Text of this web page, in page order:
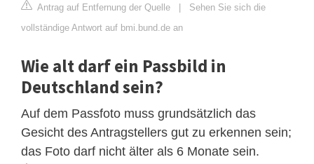
Antrag auf Entfernung der Quelle | Sehen Sie sich die
vollständige Antwort auf bmi.bund.de an
Wie alt darf ein Passbild in
Deutschland sein?
Auf dem Passfoto muss grundsätzlich das
Gesicht des Antragstellers gut zu erkennen sein;
das Foto darf nicht älter als 6 Monate sein.